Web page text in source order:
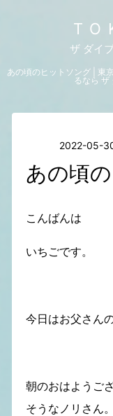
ザ ダイ
あの頃のヒットソング | 東
るなら ザ
2022-05-
あの頃
こんばんは
いちごです。
今日はお父さん
朝のおはようご
そうなノリさん。